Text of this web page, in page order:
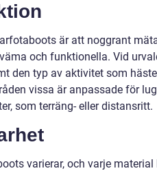
är att noggrant
och funktionella. Vid
den typ av aktivitet som
vissa är anpassade för
som terräng- eller distansritt.
varierar, och varje